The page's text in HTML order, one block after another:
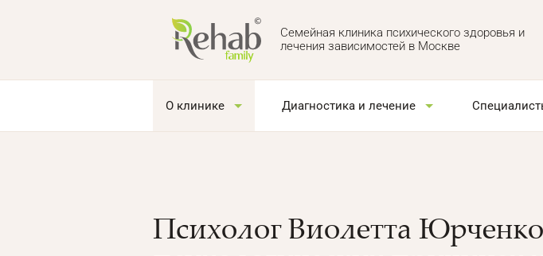
Семейная клиника психического здоровья и
лечения зависимостей в Москве
О клинике Диагностика и лечение
Психолог Виолетта Юрченко